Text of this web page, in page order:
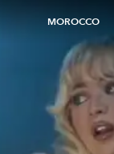
MOROCCO